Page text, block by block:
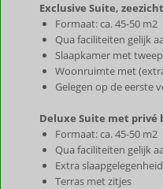
Exclusive Suite,
Formaat: ca. 45-50 m2
Qua faciliteiten gelijk
Slaapkamer met
Woonruimte met
Gelegen op de eerste
Deluxe Suite met privé
Formaat: ca. 45-50 m2
Qua faciliteiten gelijk
Extra
Terras met zitjes